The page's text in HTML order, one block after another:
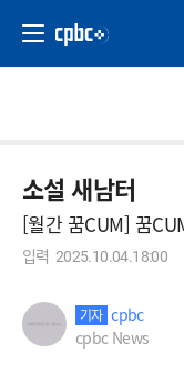
소설 새남터
[월간 꿈CUM] 꿈
입력 2025.10.04.18:00
기자 cpbc
cpbc News